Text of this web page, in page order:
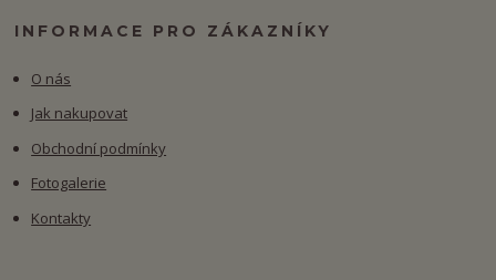
INFORMACE PRO ZÁKAZNÍKY
O nás
Jak nakupovat
Obchodní podmínky
Fotogalerie
Kontakty